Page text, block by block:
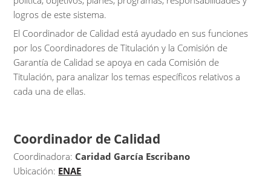
logros de este sistema.
El Coordinador de Calidad está ayudado en sus funciones
por los Coordinadores de Titulación y la Comisión de
Garantía de Calidad se apoya en cada Comisión de
Titulación, para analizar los temas específicos relativos a
cada una de ellas.
Coordinador de Calidad
Coordinadora: Caridad García Escribano
Ubicación: ENAE